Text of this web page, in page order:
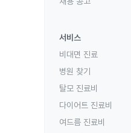
서비스
비대면 진료
병원 찾기
탈모 진료비
다이어트 진료비
여드름 진료비